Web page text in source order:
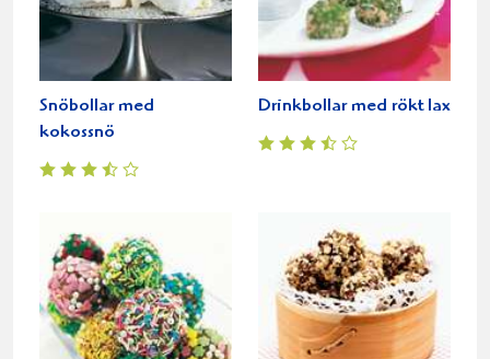
Snöbollar med
kokossnö
Drinkbollar med rökt lax